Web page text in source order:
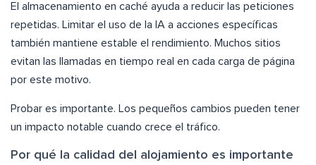
El almacenamiento en caché ayuda a reducir las peticiones
repetidas. Limitar el uso de la IA a acciones específicas
también mantiene estable el rendimiento. Muchos sitios
evitan las llamadas en tiempo real en cada carga de página
por este motivo.
Probar es importante. Los pequeños cambios pueden tener
un impacto notable cuando crece el tráfico.
Por qué la calidad del alojamiento es importante